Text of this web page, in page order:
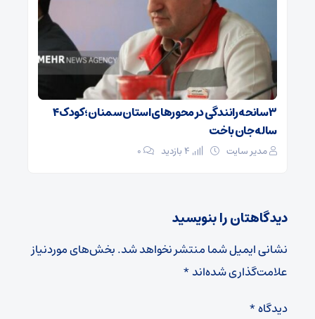
۳ سانحه رانندگی در محورهای استان سمنان؛ کودک ۴
ساله جان باخت
مدیر سایت ۰
دیدگاهتان را بنویسید
نشانی ایمیل شما منتشر نخواهد شد.بخش‌های موردنیاز
علامت‌گذاری شده‌اند*
دیدگاه*